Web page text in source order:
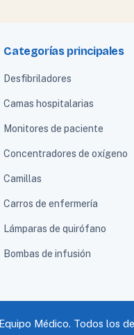
Categorías principales
Desfibriladores
Camas hospitalarias
Monitores de paciente
Concentradores de oxígeno
Camillas
Carros de enfermería
Lámparas de quirófano
Bombas de infusión
Médico. Todos los